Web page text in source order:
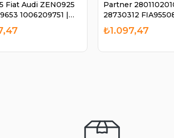
Fiat Audi ZEN0925
1006209751 |
Partner
28730312
BOSCH
₺1.097,47